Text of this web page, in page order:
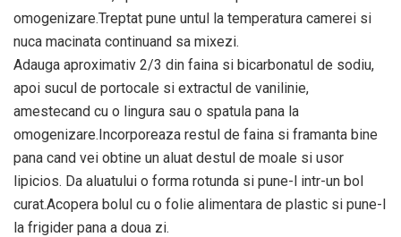
omogenizare.Treptat pune untul la temperatura camerei si
nuca macinata continuand sa mixezi.
Adauga aproximativ 2/3 din faina si bicarbonatul de sodiu,
apoi sucul de portocale si extractul de vanilinie,
amestecand cu o lingura sau o spatula pana la
omogenizare.Incorporeaza restul de faina si framanta bine
pana cand vei obtine un aluat destul de moale si usor
lipicios. Da aluatului o forma rotunda si pune-l intr-un bol
curat.Acopera bolul cu o folie alimentara de plastic si pune-l
la frigider pana a doua zi.